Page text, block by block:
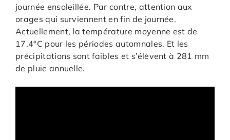
journée ensoleillée. Par contre, attention aux
orages qui surviennent en fin de journée.
Actuellement, la température moyenne est de
17,4°C pour les périodes automnales. Et les
précipitations sont faibles et s’élèvent à 281 mm
de pluie annuelle.